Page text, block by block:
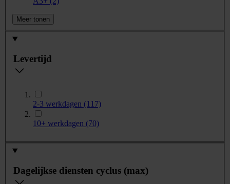
Meer tonen
Levertijd
2-3 werkdagen (117)
10+ werkdagen (70)
Dagelijkse diensten cyclus (max)